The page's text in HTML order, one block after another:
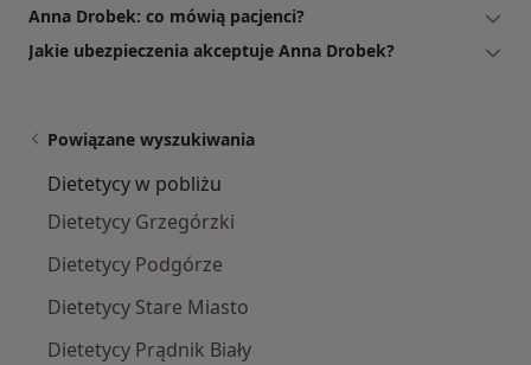
Anna Drobek: co mówią pacjenci?
Jakie ubezpieczenia akceptuje Anna Drobek?
Powiązane wyszukiwania
Dietetycy w pobliżu
Dietetycy Grzegórzki
Dietetycy Podgórze
Dietetycy Stare Miasto
Dietetycy Prądnik Biały